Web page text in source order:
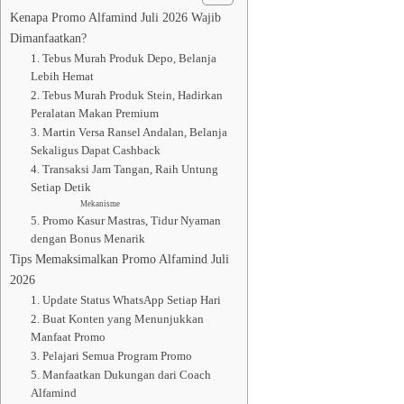
Kenapa Promo Alfamind Juli 2026 Wajib
Dimanfaatkan?
1. Tebus Murah Produk Depo, Belanja
Lebih Hemat
2. Tebus Murah Produk Stein, Hadirkan
Peralatan Makan Premium
3. Martin Versa Ransel Andalan, Belanja
Sekaligus Dapat Cashback
4. Transaksi Jam Tangan, Raih Untung
Setiap Detik
Mekanisme
5. Promo Kasur Mastras, Tidur Nyaman
dengan Bonus Menarik
Tips Memaksimalkan Promo Alfamind Juli
2026
1. Update Status WhatsApp Setiap Hari
2. Buat Konten yang Menunjukkan
Manfaat Promo
3. Pelajari Semua Program Promo
5. Manfaatkan Dukungan dari Coach
Alfamind